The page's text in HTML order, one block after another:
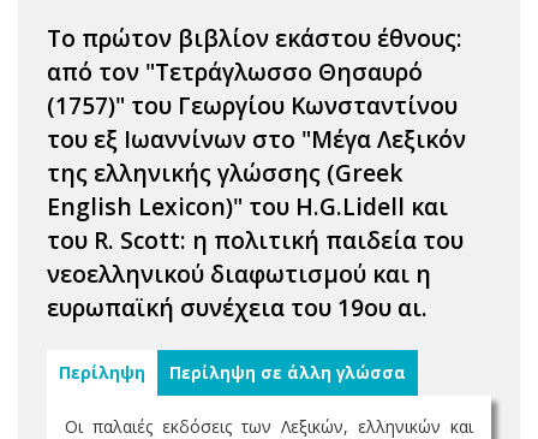
Το πρώτον βιβλίον εκάστου έθνους:
από τον "Τετράγλωσσο Θησαυρό
(1757)" του Γεωργίου Κωνσταντίνου
του εξ Ιωαννίνων στο "Μέγα Λεξικόν
της ελληνικής γλώσσης (Greek
English Lexicon)" του H.G.Lidell και
του R. Scott: η πολιτική παιδεία του
νεοελληνικού διαφωτισμού και η
ευρωπαϊκή συνέχεια του 19ου αι.
Περίληψη Περίληψη σε άλλη γλώσσα
Οι παλαιές εκδόσεις των Λεξικών, ελληνικών και